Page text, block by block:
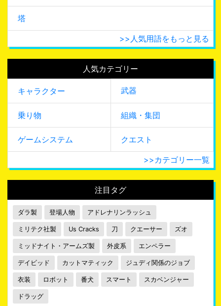
塔
>>人気用語をもっと見る
人気カテゴリー
キャラクター 武器
乗り物 組織・集団
ゲームシステム クエスト
>>カテゴリー一覧
注目タグ
ダラ製 登場人物 アドレナリンラッシュ
ミリテク社製 Us Cracks 刀 クエーサー ズオ
ミッドナイト・アームズ製 外皮系 エンペラー
デイビッド カットマティック ジュディ関係のジョブ
衣装 ロボット 番犬 スマート スカベンジャー
ドラッグ